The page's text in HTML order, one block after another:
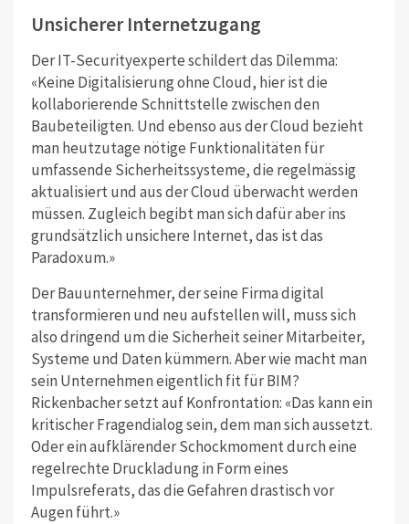
Unsicherer Internetzugang
Der IT-Securityexperte schildert das Dilemma:
«Keine Digitalisierung ohne Cloud, hier ist die
kollaborierende Schnittstelle zwischen den
Baubeteiligten. Und ebenso aus der Cloud bezieht
man heutzutage nötige Funktionalitäten für
umfassende Sicherheitssysteme, die regelmässig
aktualisiert und aus der Cloud überwacht werden
müssen. Zugleich begibt man sich dafür aber ins
grundsätzlich unsichere Internet, das ist das
Paradoxum.»
Der Bauunternehmer, der seine Firma digital
transformieren und neu aufstellen will, muss sich
also dringend um die Sicherheit seiner Mitarbeiter,
Systeme und Daten kümmern. Aber wie macht man
sein Unternehmen eigentlich fit für BIM?
Rickenbacher setzt auf Konfrontation: «Das kann ein
kritischer Fragendialog sein, dem man sich aussetzt.
Oder ein aufklärender Schockmoment durch eine
regelrechte Druckladung in Form eines
Impulsreferats, das die Gefahren drastisch vor
Augen führt.»